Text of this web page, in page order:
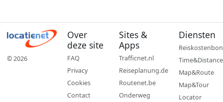
© 2026
Over
deze site
FAQ
Privacy
Cookies
Contact
Sites &
Apps
Trafficnet.nl
Reiseplanung.de
Routenet.be
Onderweg
Diensten
Reiskostenbon
Time&Distance
Map&Route
Map&Tour
Locator